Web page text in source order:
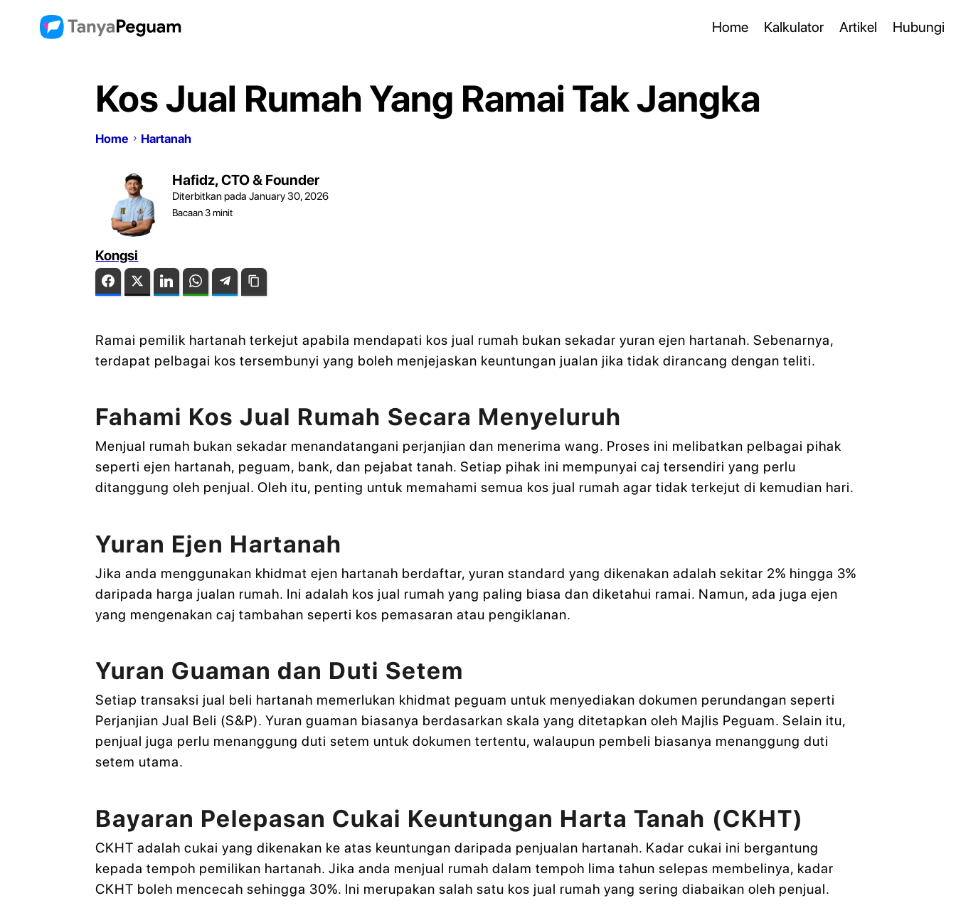
Home Kalkulator Artikel Hubungi
Kos Jual Rumah Yang Ramai Tak Jangka
Home Hartanah
Hafidz, CTO & Founder
Diterbitkan pada January 30, 2026
Bacaan3minit
Kongsi
FacebookTwitter LinkedIn WhatsAppTelegram
Ramai pemilik hartanah terkejut apabila mendapati kos jual rumah bukan sekadar yuran ejen hartanah. Sebenarnya,
terdapat pelbagai kos tersembunyi yang boleh menjejaskan keuntungan jualan jika tidak dirancang dengan teliti.
Fahami Kos Jual Rumah Secara Menyeluruh
Menjual rumah bukan sekadar menandatangani perjanjian dan menerima wang. Proses ini melibatkan pelbagai pihak
seperti ejen hartanah, peguam, bank, dan pejabat tanah. Setiap pihak ini mempunyai caj tersendiri yang perlu
ditanggung oleh penjual. Oleh itu, penting untuk memahami semua kos jual rumah agar tidak terkejut di kemudian hari.
Yuran Ejen Hartanah
Jika anda menggunakan khidmat ejen hartanah berdaftar, yuran standard yang dikenakan adalah sekitar 2% hingga 3%
daripada harga jualan rumah. Ini adalah kos jual rumah yang paling biasa dan diketahui ramai. Namun, ada juga ejen
yang mengenakan caj tambahan seperti kos pemasaran atau pengiklanan.
Yuran Guaman dan Duti Setem
Setiap transaksi jual beli hartanah memerlukan khidmat peguam untuk menyediakan dokumen perundangan seperti
Perjanjian Jual Beli (S&P). Yuran guaman biasanya berdasarkan skala yang ditetapkan oleh Majlis Peguam. Selain itu,
penjual juga perlu menanggung duti setem untuk dokumen tertentu, walaupun pembeli biasanya menanggung duti
setem utama.
Bayaran Pelepasan Cukai Keuntungan Harta Tanah (CKHT)
CKHT adalah cukai yang dikenakan ke atas keuntungan daripada penjualan hartanah. Kadar cukai ini bergantung
kepada tempoh pemilikan hartanah. Jika anda menjual rumah dalam tempoh lima tahun selepas membelinya, kadar
CKHT boleh mencecah sehingga 30%. Ini merupakan salah satu kos jual rumah yang sering diabaikan oleh penjual.